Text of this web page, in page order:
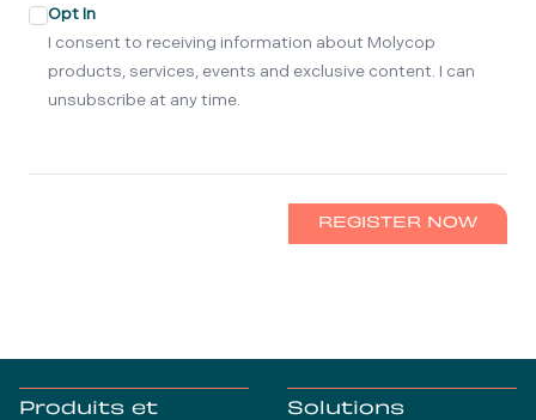
Opt In
I consent to receiving information about Molycop
products, services, events and exclusive content. I can
unsubscribe at any time.
REGISTER NOW
Produits et
Solutions